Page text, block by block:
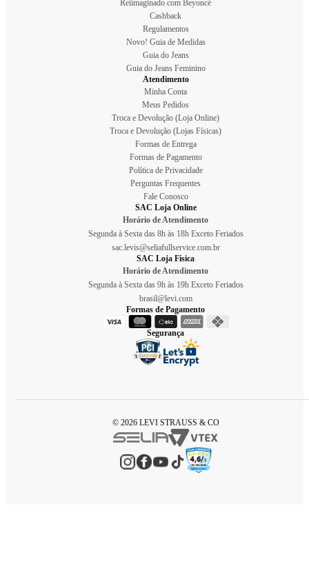
Reiimaginado com Beyoncé
Cashback
Regulamentos
Novo! Guia de Medidas
Guia do Jeans
Guia do Jeans Feminino
Atendimento
Minha Conta
Meus Pedidos
Troca e Devolução (Loja Online)
Troca e Devolução (Lojas Físicas)
Formas de Entrega
Formas de Pagamento
Política de Privacidade
Perguntas Frequentes
Fale Conosco
SAC Loja Online
Horário de Atendimento
Segunda à Sexta das 8h às 18h Exceto Feriados
sac.levis@seliafullservice.com.br
SAC Loja Física
Horário de Atendimento
Segunda à Sexta das 9h às 19h Exceto Feriados
brasil@levi.com
Formas de Pagamento
Segurança
© 2026 LEVI STRAUSS & CO